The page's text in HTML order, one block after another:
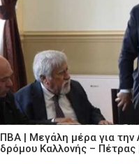
ΠΒΑ | Μεγάλη μέρα για την
δρόμου Καλλονής – Πέτρας